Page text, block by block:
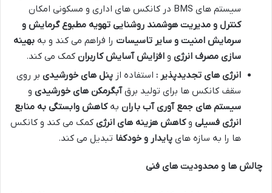
سیستم های BMS در کانکس های اداری و مسکونی امکان
کنترل و مدیریت هوشمند روشنایی تهویه مطبوع گرمایش و
سرمایش امنیت و سایر تاسیسات را فراهم می کند و به بهینه
سازی مصرف انرژی و افزایش آسایش کاربران کمک می کند.
انرژی های تجدیدپذیر : استفاده از پنل های خورشیدی بر روی
سقف کانکس ها برای تولید برقآبگرمکن های خورشیدی و
سیستم های جمع آوری آب باران بهکاهش وابستگی به منابع
انرژی فسیلی وکاهش هزینه های انرژی کمک می کند و کانکس
ها را به سازه های پایدار و خودکفا تبدیل می کند.
چالش ها و محدودیت های فنی